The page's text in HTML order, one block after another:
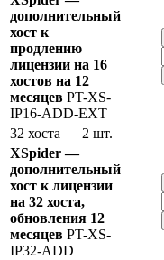
дополнительный
хост к
продлению
лицензии на 16
хостов на 12
месяцев PT-XS-
IP16-ADD-EXT
32 хоста — 2 шт.
XSpider —
дополнительный
хост к лицензии
на 32 хоста,
обновления 12
месяцев PT-XS-
IP32-ADD